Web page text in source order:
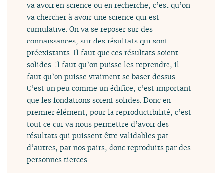
va avoir en science ou en recherche, c’est qu’on
va chercher à avoir une science qui est
cumulative. On va se reposer sur des
connaissances, sur des résultats qui sont
préexistants. Il faut que ces résultats soient
solides. Il faut qu’on puisse les reprendre, il
faut qu’on puisse vraiment se baser dessus.
C’est un peu comme un édifice, c’est important
que les fondations soient solides. Donc en
premier élément, pour la reproductibilité, c’est
tout ce qui va nous permettre d’avoir des
résultats qui puissent être validables par
d’autres, par nos pairs, donc reproduits par des
personnes tierces.